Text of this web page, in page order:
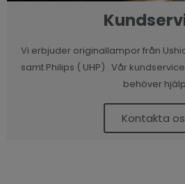
Vi erbjuder originallampor från
samt Philips ( UHP) . Vår
behöver
Kontakta